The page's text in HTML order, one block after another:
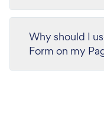
Why should I
Form on my